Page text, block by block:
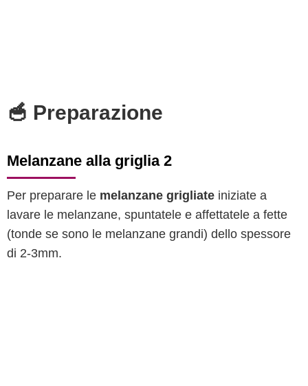
🥣 Preparazione
Melanzane alla griglia 2
Per preparare le melanzane grigliate iniziate a
lavare le melanzane, spuntatele e affettatele a fette
(tonde se sono le melanzane grandi) dello spessore
di 2-3mm.